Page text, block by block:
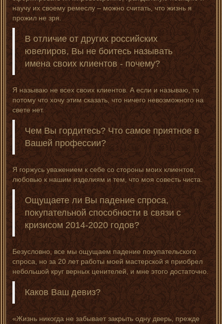
научу их своему ремеслу – можно считать, что жизнь я
прожил не зря.
В отличие от других российских
ювелиров, Вы не боитесь называть
имена своих клиентов - почему?
Я называю не всех своих клиентов. А если и называю, то
потому что хочу этим сказать, что ничего невозможного на
свете нет.
Чем Вы гордитесь? Что самое приятное в
Вашей профессии?
Я горжусь уважением к себе со стороны моих клиентов,
любовью к нашим изделиям и тем, что моя совесть чиста.
Ощущаете ли Вы падение спроса,
покупательной способности в связи с
кризисом 2014-2020 годов?
Безусловно, все мы ощущаем падение покупательского
спроса, но за 20 лет работы моей мастерской я приобрел
небольшой круг верных ценителей, и мне этого достаточно.
Каков Ваш девиз?
«Жизнь никогда не забывает закрыть одну дверь, прежде